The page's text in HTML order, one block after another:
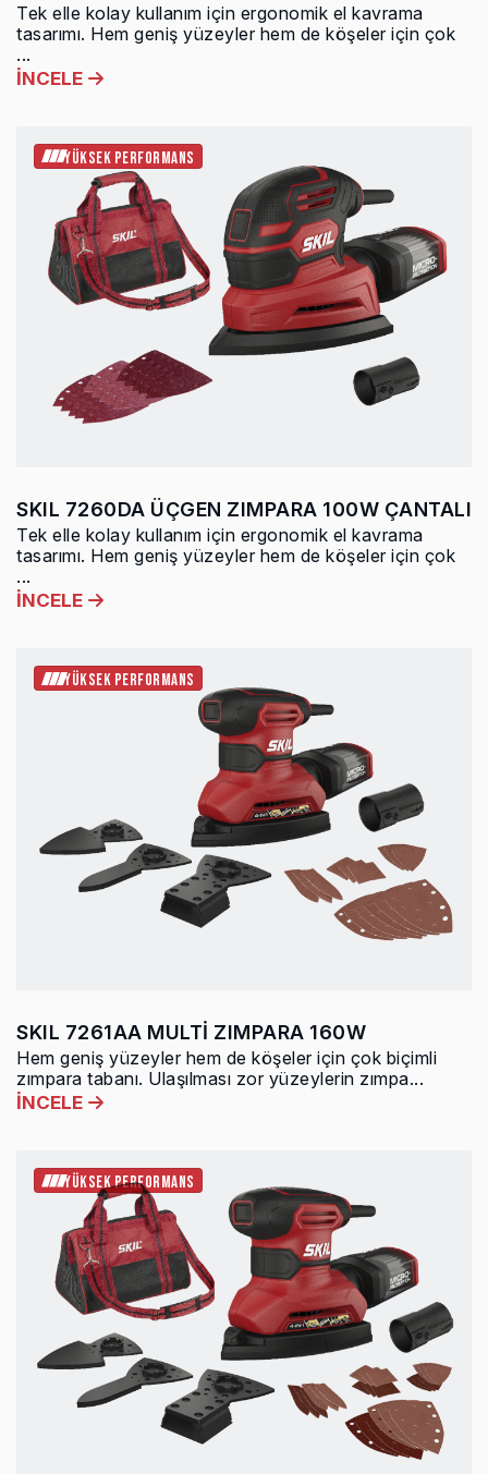
Tek elle kolay kullanım için ergonomik el kavrama
tasarımı. Hem geniş yüzeyler hem de köşeler için çok
...
İNCELE
YÜKSEK PERFORMANS
SKIL 7260DA ÜÇGEN ZIMPARA 100W ÇANTALI
Tek elle kolay kullanım için ergonomik el kavrama
tasarımı. Hem geniş yüzeyler hem de köşeler için çok
...
İNCELE
YÜKSEK PERFORMANS
SKIL 7261AA MULTİ ZIMPARA 160W
Hem geniş yüzeyler hem de köşeler için çok biçimli
zımpara tabanı. Ulaşılması zor yüzeylerin zımpa...
İNCELE
YÜKSEK PERFORMANS